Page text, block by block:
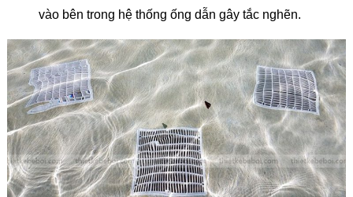
vào bên trong hệ thống ống dẫn gây tắc nghẽn.